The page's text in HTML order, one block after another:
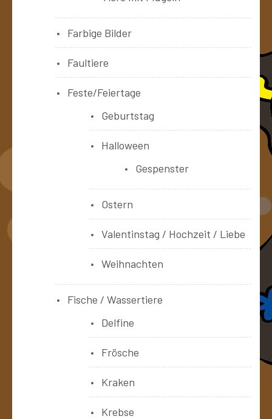
Farbige Bilder
Faultiere
Feste/Feiertage
Geburtstag
Halloween
Gespenster
Ostern
Valentinstag / Hochzeit / Liebe
Weihnachten
Fische / Wassertiere
Delfine
Frösche
Kraken
Krebse